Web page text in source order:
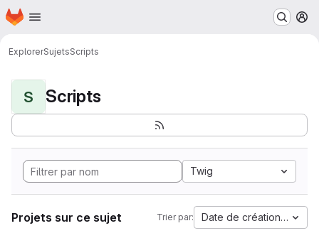
Passer au contenu principal
Page d'accueil
ExplorerSujetsScripts
S Scripts
Twig
Projets sur ce sujet Trier par: Date de création la plus